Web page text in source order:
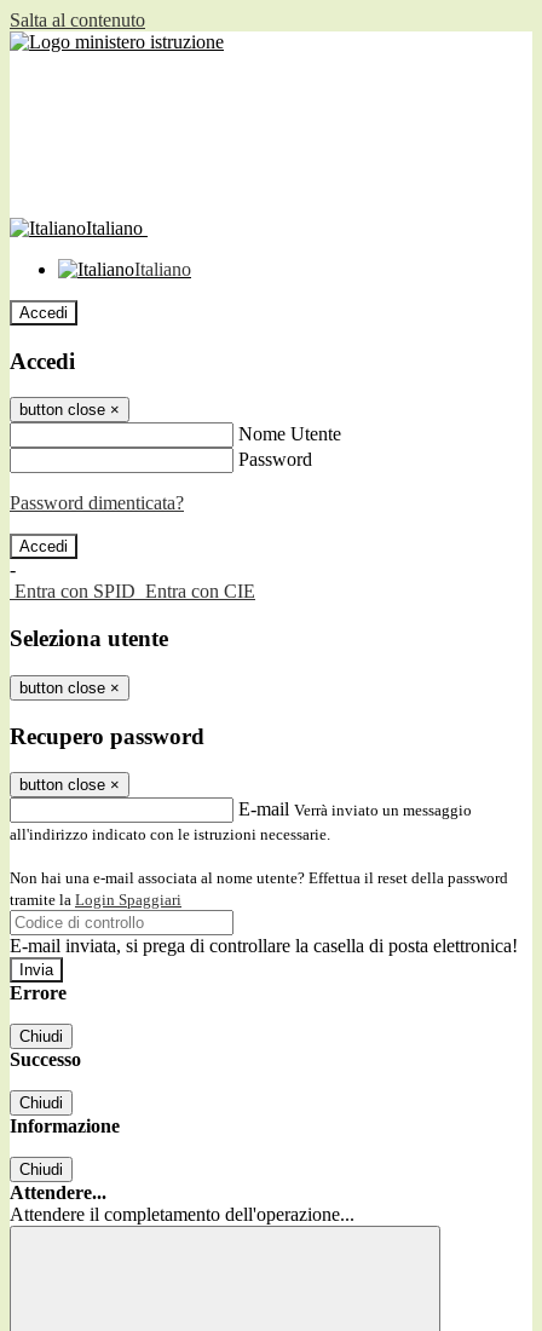
Salta al contenuto
Italiano
Italiano
Accedi
Accedi
button close ×
Nome Utente
Password
Password dimenticata?
-
Entra con SPID Entra con CIE
Seleziona utente
button close ×
Recupero password
button close ×
E-mail Verrà inviato un messaggio
all'indirizzo indicato con le istruzioni necessarie.
Non hai una e-mail associata al nome utente? Effettua il reset della password
tramite la Login Spaggiari
E-mail inviata, si prega di controllare la casella di posta elettronica!
Errore
Chiudi
Successo
Chiudi
Informazione
Chiudi
Attendere...
Attendere il completamento dell'operazione...